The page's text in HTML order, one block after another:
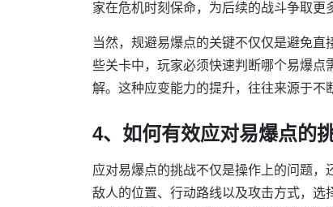
家在危机时刻保命，为后续的战斗争取更
当然，规避易爆点的关键不仅仅是避免
些关卡中，玩家必须快速判断哪个易爆
解。这种应变能力的提升，往往来源于不
4、如何有效应对易爆点的
应对易爆点的挑战不仅是操作上的问题
敌人的位置、行动路线以及攻击方式，